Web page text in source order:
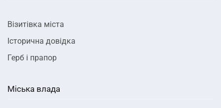
Візитівка міста
Історична довідка
Герб і прапор
Міська влада